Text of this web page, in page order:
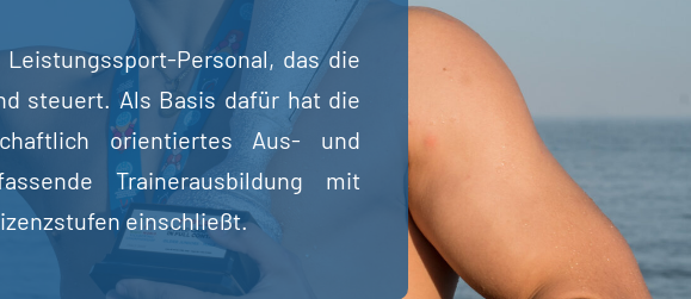
Personal, das die
steuert. Als Basis dafür hat die
orientiertes Aus- und
Trainerausbildung mit
einschließt.